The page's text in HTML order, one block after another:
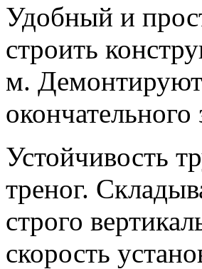
Удобный и
строить
м.
Устойчивость
треног.
строго
скорость